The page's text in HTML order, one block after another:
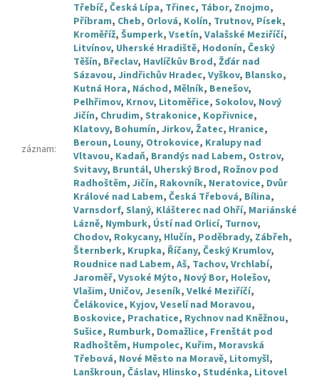
záznam:
Třebíč, Česká Lípa, Třinec, Tábor, Znojmo,
Příbram, Cheb, Orlová, Kolín, Trutnov, Písek,
Kroměříž, Šumperk, Vsetín, Valašské Meziříčí,
Litvínov, Uherské Hradiště, Hodonín, Český
Těšín, Břeclav, Havlíčkův Brod, Žďár nad
Sázavou, Jindřichův Hradec, Vyškov, Blansko,
Kutná Hora, Náchod, Mělník, Benešov,
Pelhřimov, Krnov, Litoměřice, Sokolov, Nový
Jičín, Chrudim, Strakonice, Kopřivnice,
Klatovy, Bohumín, Jirkov, Žatec, Hranice,
Beroun, Louny, Otrokovice, Kralupy nad
Vltavou, Kadaň, Brandýs nad Labem, Ostrov,
Svitavy, Bruntál, Uherský Brod, Rožnov pod
Radhoštěm, Jičín, Rakovník, Neratovice, Dvůr
Králové nad Labem, Česká Třebová, Bílina,
Varnsdorf, Slaný, Klášterec nad Ohří, Mariánské
Lázně, Nymburk, Ústí nad Orlicí, Turnov,
Chodov, Rokycany, Hlučín, Poděbrady, Zábřeh,
Šternberk, Krupka, Říčany, Český Krumlov,
Roudnice nad Labem, Aš, Tachov, Vrchlabí,
Jaroměř, Vysoké Mýto, Nový Bor, Holešov,
Vlašim, Uničov, Jeseník, Velké Meziříčí,
Čelákovice, Kyjov, Veselí nad Moravou,
Boskovice, Prachatice, Rychnov nad Kněžnou,
Sušice, Rumburk, Domažlice, Frenštát pod
Radhoštěm, Humpolec, Kuřim, Moravská
Třebová, Nové Město na Moravě, Litomyšl,
Lanškroun, Čáslav, Hlinsko, Studénka, Litovel